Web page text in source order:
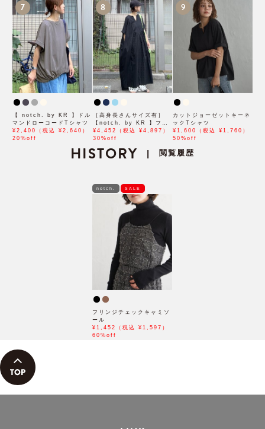
7
【 notch. by KR 】ドル
マンドローコードTシャツ
¥2,400（税込 ¥2,640）
20%off
8
［高身長さんサイズ有］
【notch. by KR 】フロ
ント刺繍スキッパーワンピ
ース
¥4,452（税込 ¥4,897）
30%off
9
カットジョーゼットキーネ
ックTシャツ
¥1,600（税込 ¥1,760）
50%off
HISTORY | 閲覧履歴
notch. SALE
フリンジチェックキャミソ
ール
¥1,452（税込 ¥1,597）
60%off